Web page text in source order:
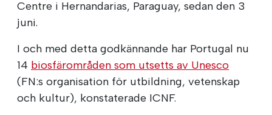
Centre i Hernandarias, Paraguay, sedan den 3
juni.
I och med detta godkännande har Portugal nu
14 biosfärområden som utsetts av Unesco
(FN:s organisation för utbildning, vetenskap
och kultur), konstaterade ICNF.